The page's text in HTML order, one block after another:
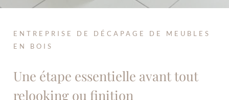
ENTREPRISE DE DÉCAPAGE DE MEUBLES
EN BOIS
Une étape essentielle avant tout
relooking ou finition